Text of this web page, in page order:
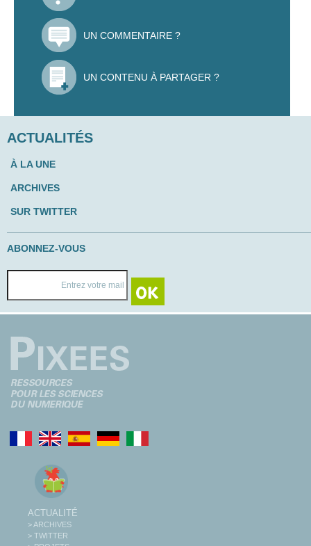
UN COMMENTAIRE ?
UN CONTENU À PARTAGER ?
ACTUALITÉS
À LA UNE
ARCHIVES
SUR TWITTER
ABONNEZ-VOUS
ACTUALITÉ
> ARCHIVES
> TWITTER